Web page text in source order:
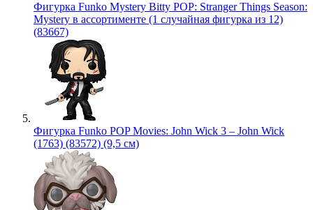
Фигурка Funko Mystery Bitty POP: Stranger Things Season:
Mystery в ассортименте (1 случайная фигурка из 12)
(83667)
Фигурка Funko POP Movies: John Wick 3 – John Wick
(1763) (83572) (9,5 см)